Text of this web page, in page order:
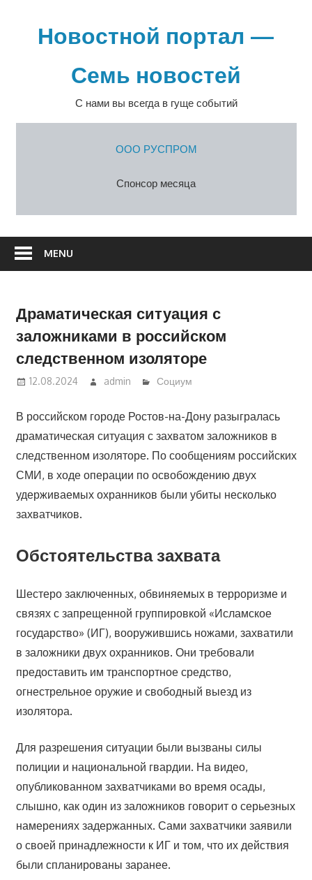
содержимомуНовостной портал —
Семь новостей
С нами вы всегда в гуще событий
ООО РУСПРОМ
Спонсор месяца
MENU
Драматическая ситуация с
заложниками в российском
следственном изоляторе
12.08.2024 admin Социум
В российском городе Ростов-на-Дону разыгралась
драматическая ситуация с захватом заложников в
следственном изоляторе. По сообщениям российских
СМИ, в ходе операции по освобождению двух
удерживаемых охранников были убиты несколько
захватчиков.
Обстоятельства захвата
Шестеро заключенных, обвиняемых в терроризме и
связях с запрещенной группировкой «Исламское
государство» (ИГ), вооружившись ножами, захватили
в заложники двух охранников. Они требовали
предоставить им транспортное средство,
огнестрельное оружие и свободный выезд из
изолятора.
Для разрешения ситуации были вызваны силы
полиции и национальной гвардии. На видео,
опубликованном захватчиками во время осады,
слышно, как один из заложников говорит о серьезных
намерениях задержанных. Сами захватчики заявили
о своей принадлежности к ИГ и том, что их действия
были спланированы заранее.